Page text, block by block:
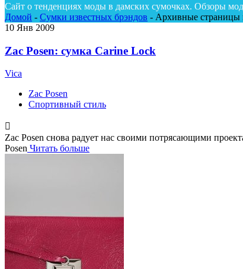
Сайт о тенденциях моды в дамских сумочках. Обзоры
Домой - Сумки известных брэндов - Архивные страницы
10 Янв 2009
Zac Posen: сумка Carine Lock
Vica
Zac Posen
Спортивный стиль
Zac Posen снова радует нас своими потрясающими
Posen Читать больше